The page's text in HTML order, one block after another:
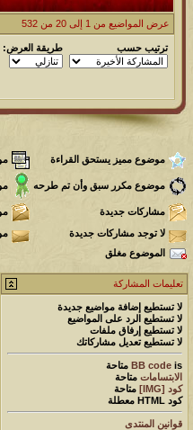
عرض المواضيع من 1 إلى 20 من 532
ترتيب حسب طريقة العرض:
موضوع مميز يستحق القراءة
موضوع مكرر سبق وأن تم طرحه
مشاركات جديدة
لا توجد مشاركات جديدة
الموضوع مغلق
تعليمات المشاركة
لا تستطيع إضافة مواضيع جديدة
لا تستطيع الرد على المواضيع
لا تستطيع إرفاق ملفات
لا تستطيع تعديل مشاركاتك
BB code is
متاحة
الابتسامات متاحة
كود [IMG]
متاحة
كود HTML
معطلة
قوانين المنتدى